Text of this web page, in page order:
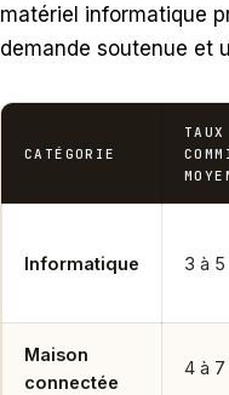
matériel informatique
demande soutenue et
CATÉGORIE
Informatique 3 à 5
Maison
connectée
4 à 7